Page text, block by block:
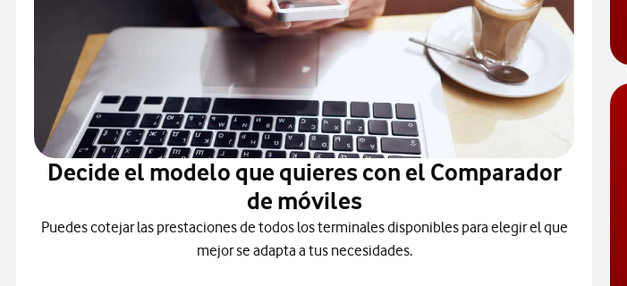
Decide el modelo que quieres con el Comparador
de móviles
Puedes cotejar las prestaciones de todos los terminales disponibles para elegir el que
mejor se adapta a tus necesidades.